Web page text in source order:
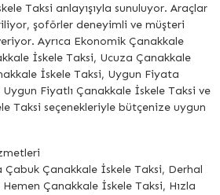
Taksi anlayışıyla sunuluyor. Araçlar
şoförler deneyimli ve müşteri
Ayrıca Ekonomik Çanakkale
İskele Taksi, Ucuza Çanakkale
İskele Taksi, Uygun Fiyata
Fiyatlı Çanakkale İskele Taksi ve
Taksi seçenekleriyle bütçenize uygun
Çanakkale İskele Taksi, Derhal
Çanakkale İskele Taksi, Hızla